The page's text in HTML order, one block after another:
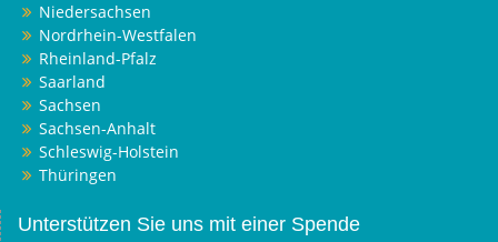
Niedersachsen
Nordrhein-Westfalen
Rheinland-Pfalz
Saarland
Sachsen
Sachsen-Anhalt
Schleswig-Holstein
Thüringen
Unterstützen Sie uns mit einer Spende